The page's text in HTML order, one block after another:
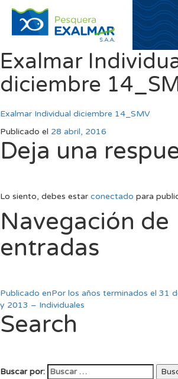
Exalmar
diciembre
Exalmar Individual diciembre 14_SMV
Publicado el 28 abril, 2016
Deja una
Lo siento, debes estar conectado para
Navegación de
entradas
Publicado enPor los años terminados el 31
y 2013 – Individuales
Search
Buscar por: